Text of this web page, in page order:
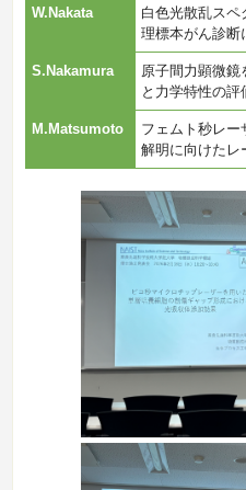
W.Nakata
白色光散乱スペ
理標本がん診断
S.Nakamura
原子間力顕微
と力学特性の評
M.Matsumoto
フェムト秒レー
解明に向けたレ